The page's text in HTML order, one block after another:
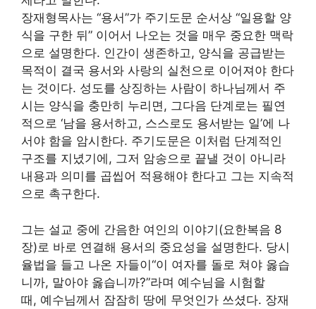
장재형목사는 “용서”가 주기도문 순서상 “일용할 양
식을 구한 뒤” 이어서 나오는 것을 매우 중요한 맥락
으로 설명한다. 인간이 생존하고, 양식을 공급받는
목적이 결국 용서와 사랑의 실천으로 이어져야 한다
는 것이다. 성도를 상징하는 사람이 하나님께서 주
시는 양식을 충만히 누리면, 그다음 단계로는 필연
적으로 ‘남을 용서하고, 스스로도 용서받는 일’에 나
서야 함을 암시한다. 주기도문은 이처럼 단계적인
구조를 지녔기에, 그저 암송으로 끝낼 것이 아니라
내용과 의미를 곱씹어 적용해야 한다고 그는 지속적
으로 촉구한다.
그는 설교 중에 간음한 여인의 이야기(요한복음 8
장)로 바로 연결해 용서의 중요성을 설명한다. 당시
율법을 들고 나온 자들이“이 여자를 돌로 쳐야 옳습
니까, 말아야 옳습니까?”라며 예수님을 시험할
때, 예수님께서 잠잠히 땅에 무엇인가 쓰셨다. 장재